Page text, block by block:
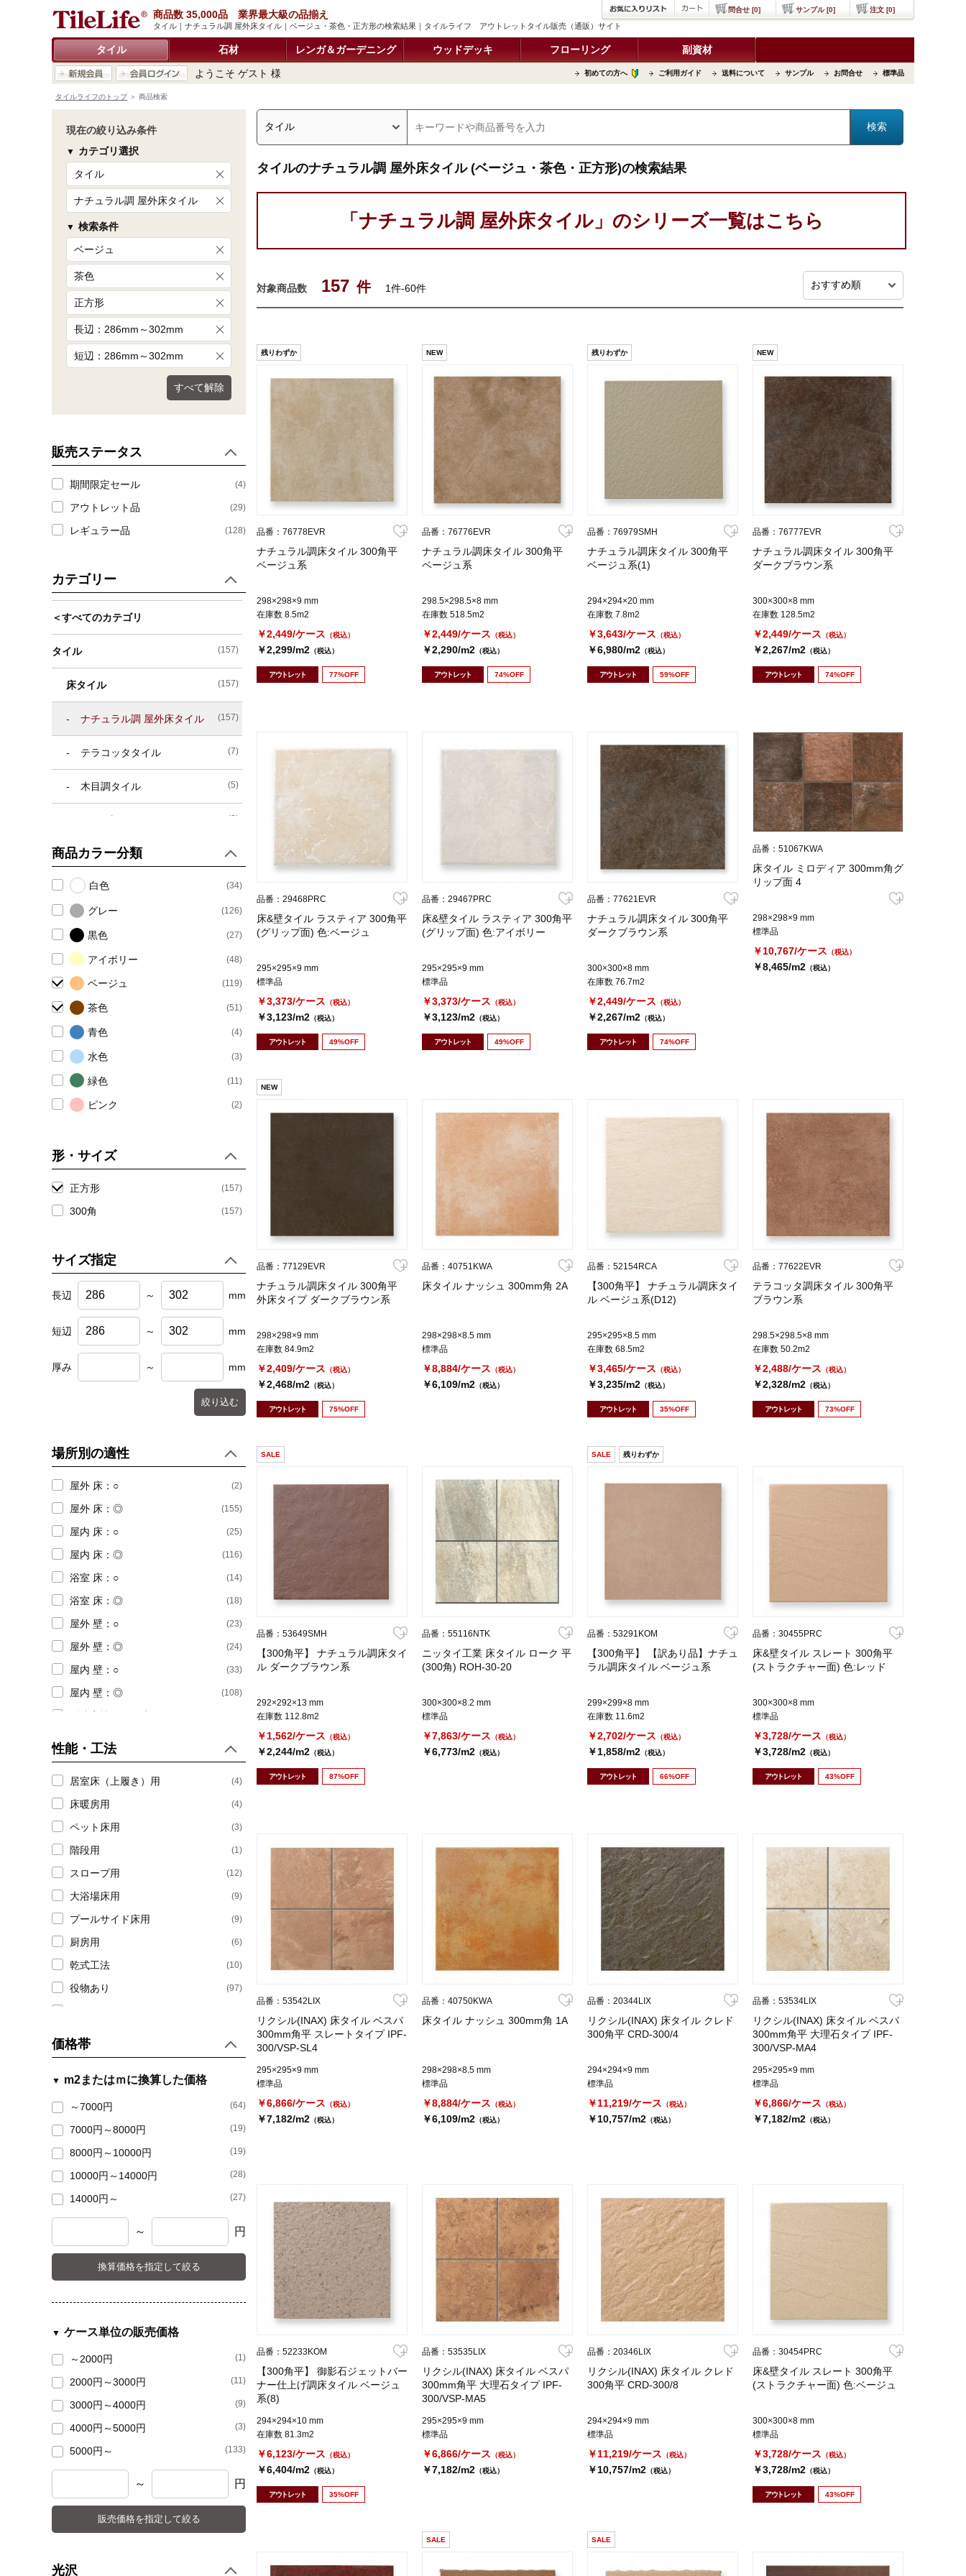
タイル｜ナチュラル調 屋外床タイル｜ベージュ・茶色・正方形の検索結果｜タイルライフ アウトレットタイル販売（通販）サイト
商品数 35,000品 業界最大級の品揃え
タイル 石材 レンガ＆ガーデニング ウッドデッキ フローリング 副資材
ようこそ ゲスト 様 初めての方へ ご利用ガイド 送料について サンプル お問合せ 標準品
問合せ [0] サンプル [0] 注文 [0]
タイルライフのトップ＞ 商品検索
現在の絞り込み条件
カテゴリ選択
タイル
ナチュラル調 屋外床タイル
検索条件
ベージュ
茶色
正方形
長辺：286mm～302mm
短辺：286mm～302mm
すべて解除
販売ステータス
期間限定セール (4)
アウトレット品 (29)
レギュラー品 (128)
カテゴリー
＜すべてのカテゴリ
タイル (157)
床タイル (157)
ナチュラル調 屋外床タイル (157)
テラコッタタイル (7)
木目調タイル (5)
(3)
レンガ調床タイル (4)
場所別おすすめタイル (157)
浴室壁タイル (4)
玄関(内)・屋内床タイル (39)
駐車場床タイル (7)
商品カラー分類
白色 (34)
グレー (126)
黒色 (27)
アイボリー (48)
ベージュ (119)
茶色 (51)
青色 (4)
水色 (3)
緑色 (11)
ピンク (2)
あずき色 (8)
色ミックス
色幅あり (175)
形・サイズ
正方形 (157)
300角 (157)
サイズ指定
長辺 ～ mm
短辺 ～ mm
厚み ～ mm
絞り込む
場所別の適性
屋外 床：○ (2)
屋外 床：◎ (155)
屋内 床：○ (25)
屋内 床：◎ (116)
浴室 床：○ (14)
浴室 床：◎ (18)
屋外 壁：○ (23)
屋外 壁：◎ (24)
屋内 壁：○ (33)
屋内 壁：◎ (108)
性能・工法
居室床（上履き）用 (4)
床暖房用 (4)
ペット床用 (3)
階段用 (1)
スロープ用 (12)
大浴場床用 (9)
プールサイド床用 (9)
厨房用 (6)
乾式工法 (10)
役物あり (97)
価格帯
m2またはｍに換算した価格
～7000円 (64)
7000円～8000円 (19)
8000円～10000円 (19)
10000円～14000円 (28)
14000円～ (27)
～ 円
換算価格を指定して絞る
ケース単位の販売価格
～2000円 (1)
2000円～3000円 (11)
3000円～4000円 (9)
4000円～5000円 (3)
5000円～ (133)
～ 円
販売価格を指定して絞る
光沢
タイルのナチュラル調 屋外床タイル (ベージュ・茶色・正方形)の検索結果
「ナチュラル調 屋外床タイル」のシリーズ一覧はこちら
対象商品数 157 件 1件-60件
残りわずか
品番：76778EVR
ナチュラル調床タイル 300角平
ベージュ系
298×298×9 mm
在庫数 8.5m2
￥2,449/ケース （税込）
￥2,299/m2 （税込）
アウトレット 77%OFF
NEW
品番：76776EVR
ナチュラル調床タイル 300角平
ベージュ系
298.5×298.5×8 mm
在庫数 518.5m2
￥2,449/ケース （税込）
￥2,290/m2 （税込）
アウトレット 74%OFF
残りわずか
品番：76979SMH
ナチュラル調床タイル 300角平
ベージュ系(1)
294×294×20 mm
在庫数 7.8m2
￥3,643/ケース （税込）
￥6,980/m2 （税込）
アウトレット 59%OFF
NEW
品番：76777EVR
ナチュラル調床タイル 300角平
ダークブラウン系
300×300×8 mm
在庫数 128.5m2
￥2,449/ケース （税込）
￥2,267/m2 （税込）
アウトレット 74%OFF
品番：29468PRC
床&壁タイル ラスティア 300角平
(グリップ面) 色:ベージュ
295×295×9 mm
標準品
￥3,373/ケース （税込）
￥3,123/m2 （税込）
アウトレット 49%OFF
品番：29467PRC
床&壁タイル ラスティア 300角平
(グリップ面) 色:アイボリー
295×295×9 mm
標準品
￥3,373/ケース （税込）
￥3,123/m2 （税込）
アウトレット 49%OFF
品番：77621EVR
ナチュラル調床タイル 300角平
ダークブラウン系
300×300×8 mm
在庫数 76.7m2
￥2,449/ケース （税込）
￥2,267/m2 （税込）
アウトレット 74%OFF
品番：51067KWA
床タイル ミロディア 300mm角グ
リップ面 4
298×298×9 mm
標準品
￥10,767/ケース （税込）
￥8,465/m2 （税込）
NEW
品番：77129EVR
ナチュラル調床タイル 300角平
外床タイプ ダークブラウン系
298×298×9 mm
在庫数 84.9m2
￥2,409/ケース （税込）
￥2,468/m2 （税込）
アウトレット 75%OFF
品番：40751KWA
床タイル ナッシュ 300mm角 2A
298×298×8.5 mm
標準品
￥8,884/ケース （税込）
￥6,109/m2 （税込）
品番：52154RCA
【300角平】 ナチュラル調床タイ
ル ベージュ系(D12)
295×295×8.5 mm
在庫数 68.5m2
￥3,465/ケース （税込）
￥3,235/m2 （税込）
アウトレット 35%OFF
品番：77622EVR
テラコッタ調床タイル 300角平
ブラウン系
298.5×298.5×8 mm
在庫数 50.2m2
￥2,488/ケース （税込）
￥2,328/m2 （税込）
アウトレット 73%OFF
SALE
品番：53649SMH
【300角平】 ナチュラル調床タイ
ル ダークブラウン系
292×292×13 mm
在庫数 112.8m2
￥1,562/ケース （税込）
￥2,244/m2 （税込）
アウトレット 87%OFF
品番：55116NTK
ニッタイ工業 床タイル ローク 平
(300角) ROH-30-20
300×300×8.2 mm
標準品
￥7,863/ケース （税込）
￥6,773/m2 （税込）
SALE 残りわずか
品番：53291KOM
【300角平】 【訳あり品】ナチュ
ラル調床タイル ベージュ系
299×299×8 mm
在庫数 11.6m2
￥2,702/ケース （税込）
￥1,858/m2 （税込）
アウトレット 66%OFF
品番：30455PRC
床&壁タイル スレート 300角平
(ストラクチャー面) 色:レッド
300×300×8 mm
標準品
￥3,728/ケース （税込）
￥3,728/m2 （税込）
アウトレット 43%OFF
品番：53542LIX
リクシル(INAX) 床タイル ベスパ
300mm角平 スレートタイプ IPF-
300/VSP-SL4
295×295×9 mm
標準品
￥6,866/ケース （税込）
￥7,182/m2 （税込）
品番：40750KWA
床タイル ナッシュ 300mm角 1A
298×298×8.5 mm
標準品
￥8,884/ケース （税込）
￥6,109/m2 （税込）
品番：20344LIX
リクシル(INAX) 床タイル クレド
300角平 CRD-300/4
294×294×9 mm
標準品
￥11,219/ケース （税込）
￥10,757/m2 （税込）
品番：53534LIX
リクシル(INAX) 床タイル ベスパ
300mm角平 大理石タイプ IPF-
300/VSP-MA4
295×295×9 mm
標準品
￥6,866/ケース （税込）
￥7,182/m2 （税込）
品番：52233KOM
【300角平】 御影石ジェットバー
ナー仕上げ調床タイル ベージュ
系(8)
294×294×10 mm
在庫数 81.3m2
￥6,123/ケース （税込）
￥6,404/m2 （税込）
アウトレット 35%OFF
品番：53535LIX
リクシル(INAX) 床タイル ベスパ
300mm角平 大理石タイプ IPF-
300/VSP-MA5
295×295×9 mm
標準品
￥6,866/ケース （税込）
￥7,182/m2 （税込）
品番：20346LIX
リクシル(INAX) 床タイル クレド
300角平 CRD-300/8
294×294×9 mm
標準品
￥11,219/ケース （税込）
￥10,757/m2 （税込）
品番：30454PRC
床&壁タイル スレート 300角平
(ストラクチャー面) 色:ベージュ
300×300×8 mm
標準品
￥3,728/ケース （税込）
￥3,728/m2 （税込）
アウトレット 43%OFF
SALE SALE